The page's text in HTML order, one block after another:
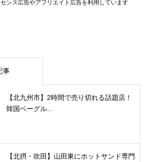
ンス広告やアフリエイト広告を利用しています
事
【北九州市】2時間で売り切れる話題店！
韓国ベーグル...
【北摂・吹田】山田東にホットサンド専門